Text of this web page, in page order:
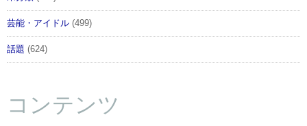
芸能・アイドル (499)
話題 (624)
コンテンツ